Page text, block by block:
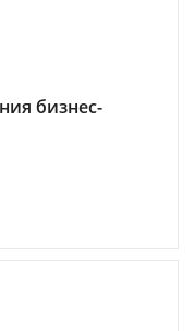
бизнес-